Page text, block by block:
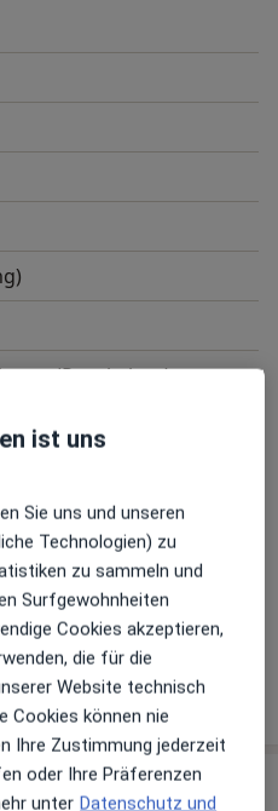
(Prophylaxe)
(Beratung)
(Beratung)
ist uns
Sie uns und unseren
Technologien) zu
zu sammeln und
Surfgewohnheiten
Cookies akzeptieren,
die für die
Website technisch
Cookies können nie
Ihre Zustimmung jederzeit
oder Ihre Präferenzen
unter Datenschutz und